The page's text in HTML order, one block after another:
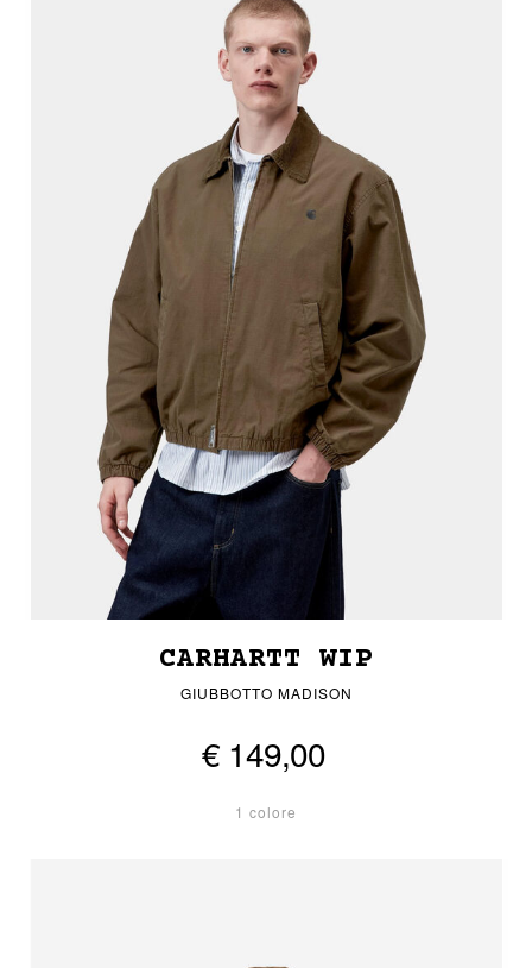
CARHARTT WIP
GIUBBOTTO MADISON
€ 149,00
1 colore